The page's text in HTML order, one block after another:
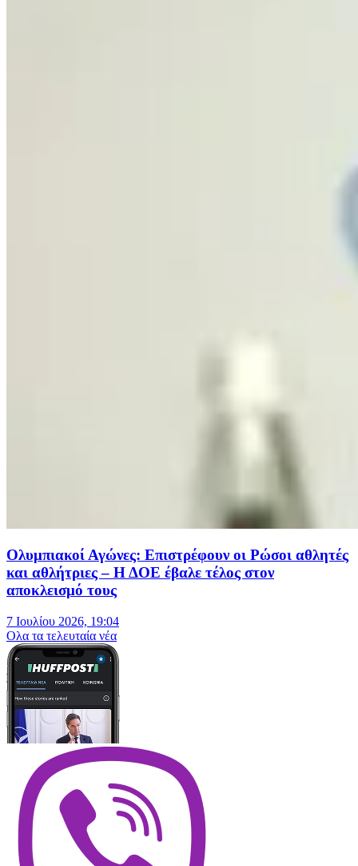
Ολυμπιακοί Αγώνες: Επιστρέφουν οι Ρώσοι αθλητές
και αθλήτριες – Η ΔΟΕ έβαλε τέλος στον
αποκλεισμό τους
7 Ιουλίου 2026, 19:04
Oλα τα τελευταία νέα